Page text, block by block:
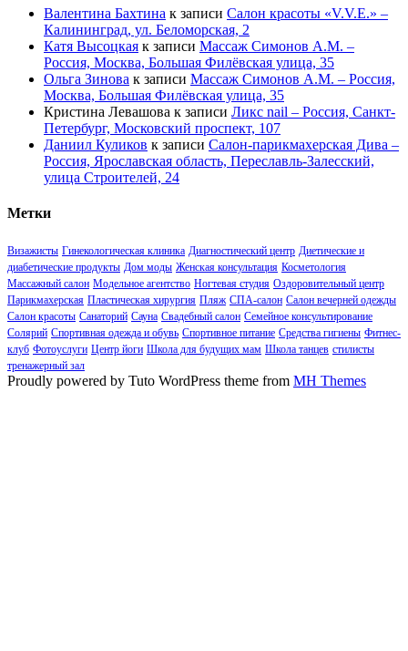
Валентина Бахтина к записи Салон красоты «V.V.E.» –
Калининград, ул. Беломорская, 2
Катя Высоцкая к записи Массаж Симонов А.М. –
Россия, Москва, Большая Филёвская улица, 35
Ольга Зинова к записи Массаж Симонов А.М. – Россия,
Москва, Большая Филёвская улица, 35
Кристина Левашова к записи Ликс nail – Россия, Санкт-
Петербург, Московский проспект, 107
Даниил Куликов к записи Салон-парикмахерская Дива –
Россия, Ярославская область, Переславль-Залесский,
улица Строителей, 24
Метки
Визажисты Гинекологическая клиника Диагностический центр Диетические и
диабетические продукты Дом моды Женская консультация Косметология
Массажный салон Модельное агентство Ногтевая студия Оздоровительный центр
Парикмахерская Пластическая хирургия Пляж СПА-салон Салон вечерней одежды
Салон красоты Санаторий Сауна Свадебный салон Семейное консультирование
Солярий Спортивная одежда и обувь Спортивное питание Средства гигиены Фитнес-
клуб Фотоуслуги Центр йоги Школа для будущих мам Школа танцев стилисты
тренажерный зал
Proudly powered by Tuto WordPress theme from MH Themes